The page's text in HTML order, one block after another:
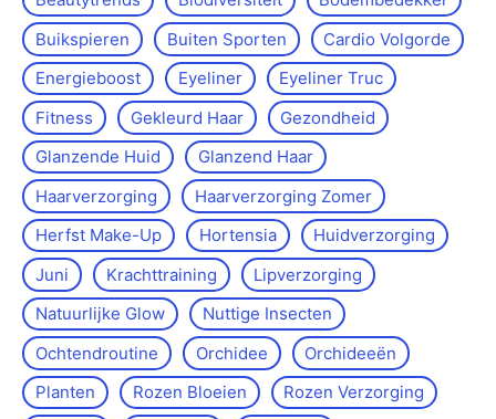
Buikspieren
Buiten Sporten
Cardio Volgorde
Energieboost
Eyeliner
Eyeliner Truc
Fitness
Gekleurd Haar
Gezondheid
Glanzende Huid
Glanzend Haar
Haarverzorging
Haarverzorging Zomer
Herfst Make-Up
Hortensia
Huidverzorging
Juni
Krachttraining
Lipverzorging
Natuurlijke Glow
Nuttige Insecten
Ochtendroutine
Orchidee
Orchideeën
Planten
Rozen Bloeien
Rozen Verzorging